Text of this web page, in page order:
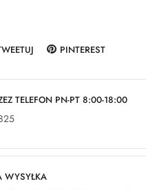
PINTEREST
TELEFON PN-PT 8:00-18:00
WYSYŁKA